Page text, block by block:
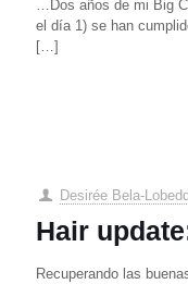
…Dos años de mi Big
el día 1) se han
[…]
Desirée Bela-
Hair
Recuperando las